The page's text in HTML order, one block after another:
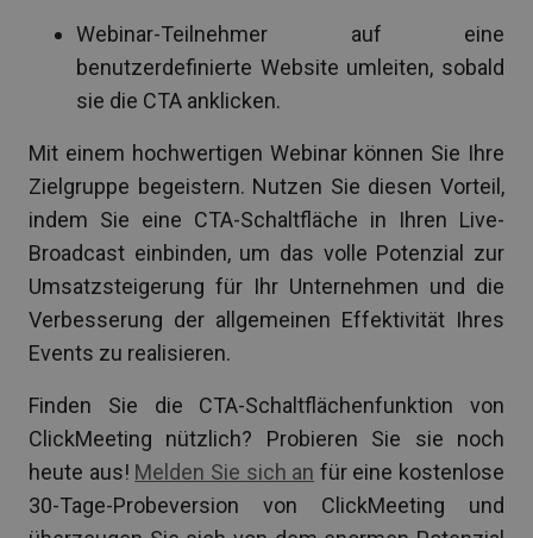
Webinar-Teilnehmer auf eine
benutzerdefinierte Website umleiten, sobald
sie die CTA anklicken.
Mit einem hochwertigen Webinar können Sie Ihre
Zielgruppe begeistern. Nutzen Sie diesen Vorteil,
indem Sie eine CTA-Schaltfläche in Ihren Live-
Broadcast einbinden, um das volle Potenzial zur
Umsatzsteigerung für Ihr Unternehmen und die
Verbesserung der allgemeinen Effektivität Ihres
Events zu realisieren.
Finden Sie die CTA-Schaltflächenfunktion von
ClickMeeting nützlich? Probieren Sie sie noch
heute aus! Melden Sie sich an für eine kostenlose
30-Tage-Probeversion von ClickMeeting und